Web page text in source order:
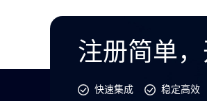
注册简单
快速集成 稳定高效